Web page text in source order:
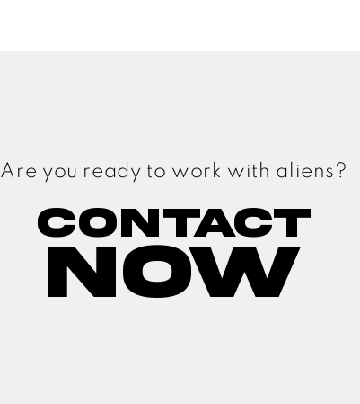
Are you ready to work with aliens?
Contact
Now